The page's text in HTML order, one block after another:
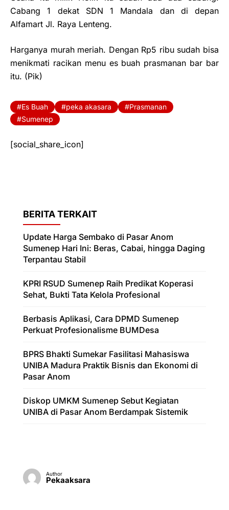
Cabang 1 dekat SDN 1 Mandala dan di depan
Alfamart Jl. Raya Lenteng.
Harganya murah meriah. Dengan Rp5 ribu sudah bisa
menikmati racikan menu es buah prasmanan bar bar
itu. (Pik)
Es Buah peka akasara
Prasmanan
Sumenep
[social_share_icon]
BERITA TERKAIT
Update Harga Sembako di Pasar Anom
Sumenep Hari Ini: Beras, Cabai, hingga Daging
Terpantau Stabil
KPRI RSUD Sumenep Raih Predikat Koperasi
Sehat, Bukti Tata Kelola Profesional
Berbasis Aplikasi, Cara DPMD Sumenep
Perkuat Profesionalisme BUMDesa
BPRS Bhakti Sumekar Fasilitasi Mahasiswa
UNIBA Madura Praktik Bisnis dan Ekonomi di
Pasar Anom
Diskop UMKM Sumenep Sebut Kegiatan
UNIBA di Pasar Anom Berdampak Sistemik
Author
Pekaaksara